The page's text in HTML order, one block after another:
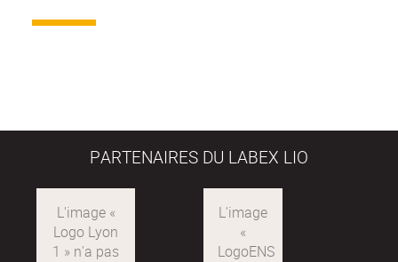
PARTENAIRES DU LABEX LIO
Logo
Lyon
LogoENS